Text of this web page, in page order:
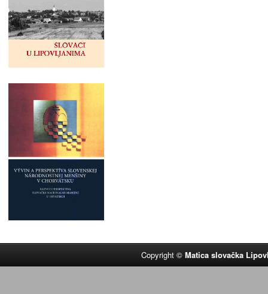
Copyright ©Matica slovačka